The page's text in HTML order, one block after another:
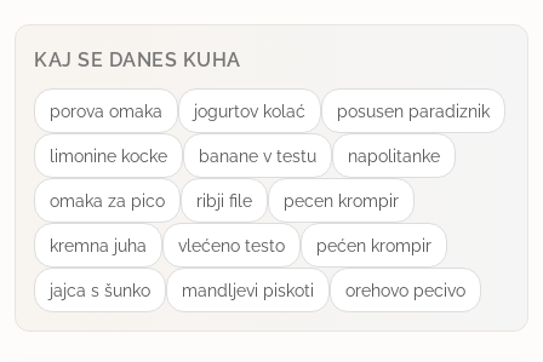
član od 2011 2308 sporočil
12.7.2013 ob 8:48
Karamelni od WaldenFarms...ulala!!! MEGA
uporabno
KAJ SE DANES KUHA
porova omaka jogurtov kolać posusen paradiznik
limonine kocke banane v testu napolitanke
omaka za pico ribji file pecen krompir
kremna juha vlećeno testo pećen krompir
jajca s šunko mandljevi piskoti orehovo pecivo